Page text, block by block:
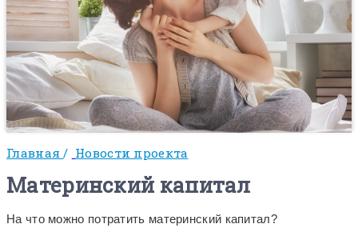
Главная/ Новости проекта
Материнский капитал
На что можно потратить материнский капитал?